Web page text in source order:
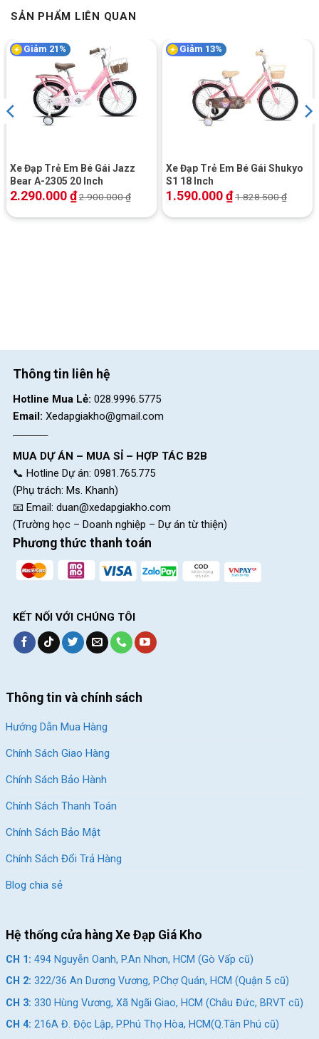
SẢN PHẨM LIÊN QUAN
Giảm 21%
Xe Đạp Trẻ Em Bé Gái Jazz
Bear A-2305 20 Inch
2.290.000₫2.900.000₫
Giảm 13%
Xe Đạp Trẻ Em Bé Gái Shukyo
S1 18 Inch
1.590.000₫1.828.500₫
Thông tin liên hệ
Hotline Mua Lẻ: 028.9996.5775
Email: Xedapgiakho@gmail.com
MUA DỰ ÁN – MUA SỈ – HỢP TÁC B2B
📞 Hotline Dự án: 0981.765.775
(Phụ trách: Ms. Khanh)
📧 Email: duan@xedapgiakho.com
(Trường học – Doanh nghiệp – Dự án từ thiện)
Phương thức thanh toán
KẾT NỐI VỚI CHÚNG TÔI
Thông tin và chính sách
Hướng Dẫn Mua Hàng
Chính Sách Giao Hàng
Chính Sách Bảo Hành
Chính Sách Thanh Toán
Chính Sách Bảo Mật
Chính Sách Đổi Trả Hàng
Blog chia sẻ
Hệ thống cửa hàng Xe Đạp Giá Kho
CH 1: 494 Nguyễn Oanh, P.An Nhơn, HCM (Gò Vấp cũ)
CH 2: 322/36 An Dương Vương, P.Chợ Quán, HCM (Quận 5 cũ)
CH 3: 330 Hùng Vương, Xã Ngãi Giao, HCM (Châu Đức, BRVT cũ)
CH 4: 216A Đ. Độc Lập, P.Phú Thọ Hòa, HCM(Q.Tân Phú cũ)